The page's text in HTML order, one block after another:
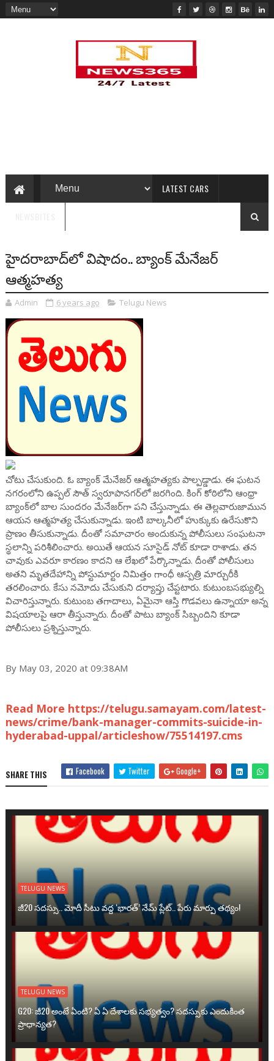
LATEST CARS
హైదరాబాద్‌లో విషాదం.. బ్యాంక్ మేనేజర్
ఆత్మహత్య
Admin 6 years ago Telugu News
చోటు చేసుకుంది. ఓ బ్యాంక్ మేనేజర్ ఆత్మహత్యకు పాల్పడ్డాడు. ఈ ఘటన
నగరంలోని ఉప్పల్ సౌత్ స్వరూపానగర్‌లో జరగింది. కింగ్ కోఠిలోని ఆంధ్రా
బ్యాంక్‌లో బాల సుందరం మేనేజర్‌గా పని చేస్తున్నాడు. ఈ తెల్లవారుజామున
ఆయన ఆత్మహత్య చేసుకున్నాడు. ఇంటి బాల్కనీలో హుక్కుకు ఉరేసుకొని
ప్రాణం తీసుకున్నాడు. దీంతో సమాచారం అందుకున్న పోలీసులు సంఘటనా
స్థలాన్ని పరిశీలించారు. అయితే ఆయన సూసైడ్ నోట్ కూడా రాశాడు. తన
చావుకు ఎవరూ కారణం కాదని ఆ లేఖలో పేర్కొన్నాడు. దీంతో పోలీసులు
అతని మృతదేహాన్ని పోస్టుమార్టం నిమిత్తం గాంధీ ఆస్పత్రి మార్చురీకి
తరలించారు. కేసు నమోదు చేసుకుని దర్యాప్తు చేప్టటారు. కుటుంబసభ్యుల్ని
విచారిస్తున్నారు. కుటుంబ తగాదాలు, ఏమైనా ఆస్తి గొడవలు ఉన్నాయా అన్న
విషయాలపై ఆరా తీస్తున్నారు. దీంతో పాటు బ్యాంక్ సిబ్బందిని కూడా
పోలీసులు ప్రశ్నిస్తున్నారు.
By May 03, 2020 at 09:38AM
Read More https://telugu.samayam.com/latest-
news/crime/bank-manager-commits-suicide-in-
hyderabad-uppal/articleshow/75514197.cms
SHARE THIS Facebook Twitter Google+
TELUGU NEWS
జీ20 సదస్సు.. మోదీ సీటు వద్ద ‘భారత్’ నేమ్ ప్లేట్‌.. పేరు మార్పు తథ్యం!
TELUGU NEWS
G20: జీ20 అంటే ఏంటి? ఏ ఏ దేశాలకు సభ్యత్వం? సదస్సుకు ఎందుకింత
ప్రాధాన్యత?